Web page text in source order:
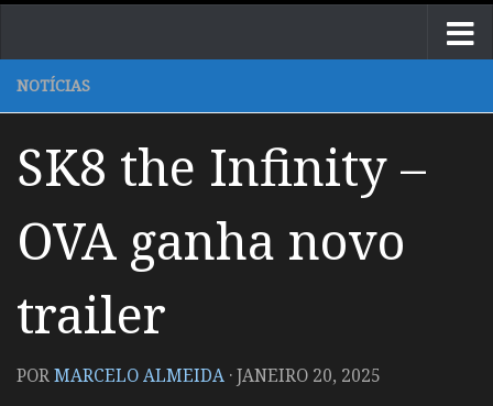
NOTÍCIAS
SK8 the Infinity –
OVA ganha novo
trailer
PORMARCELO ALMEIDA ·JANEIRO 20, 2025